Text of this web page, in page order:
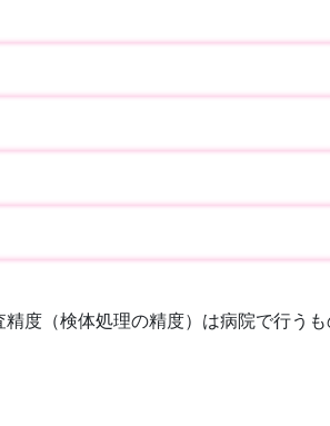
度（検体処理の精度）は病院で行う